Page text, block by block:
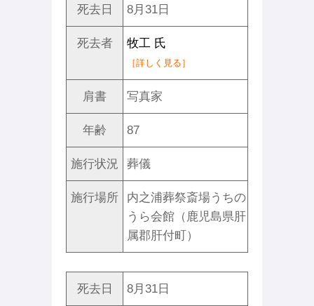
死去日 8月31日
死去者 牧工 氏
［詳しく見る］
肩書 写真家
年齢 87
施行状況 葬儀
施行場所
内之浦葬祭斎場うちの
うら会館（鹿児島県肝
属郡肝付町）
死去日 8月31日